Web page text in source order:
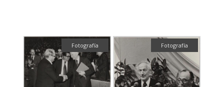
Fotografía Fotografía